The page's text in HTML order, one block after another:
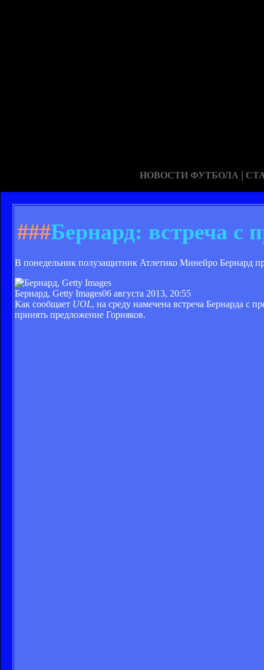
НОВОСТИ ФУТБОЛА |
###Бернард: встреча с
В понедельник полузащитник Атлетико Минейро Бернард
Бернард, Getty Images06 августа 2013, 20:55
Как сообщает UOL, на среду намечена встреча Бернарда с
принять предложение Горняков.